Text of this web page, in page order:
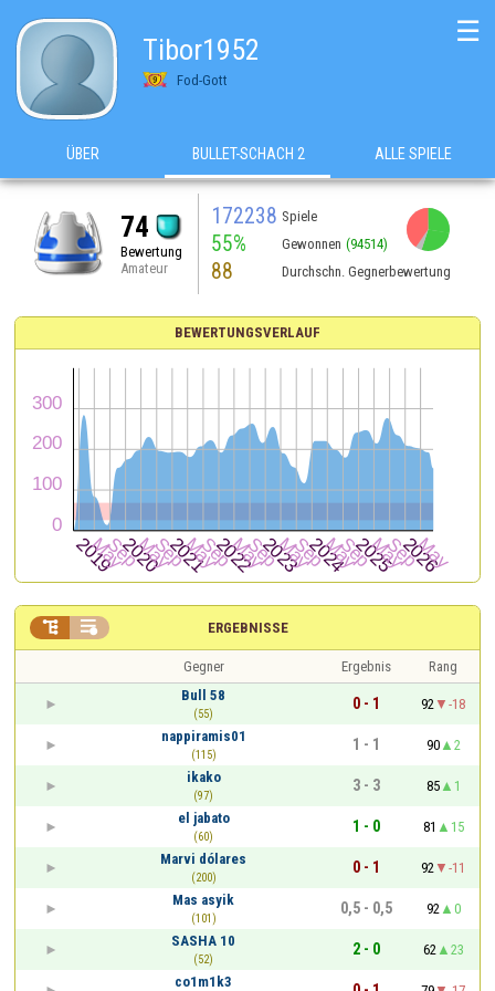
Tibor1952
Fod-Gott
☰
ÜBER BULLET-SCHACH 2 ALLE SPIELE
74
Bewertung
Amateur
172238 Spiele
55% Gewonnen (94514)
88 Durchschn. Gegnerbewertung
BEWERTUNGSVERLAUF
ERGEBNISSE
 
Gegner Ergebnis
Rang
Bull 58
(55)
0 - 1 92
-18
nappiramis01
(115)
1 - 1 90
2
ikako
(97)
3 - 3 85
1
el jabato
(60)
1 - 0 81
15
Marvi dólares
(200)
0 - 1 92
-11
Mas asyik
(101)
0,5 - 0,5 92
0
SASHA 10
(52)
2 - 0 62
23
co1m1k3